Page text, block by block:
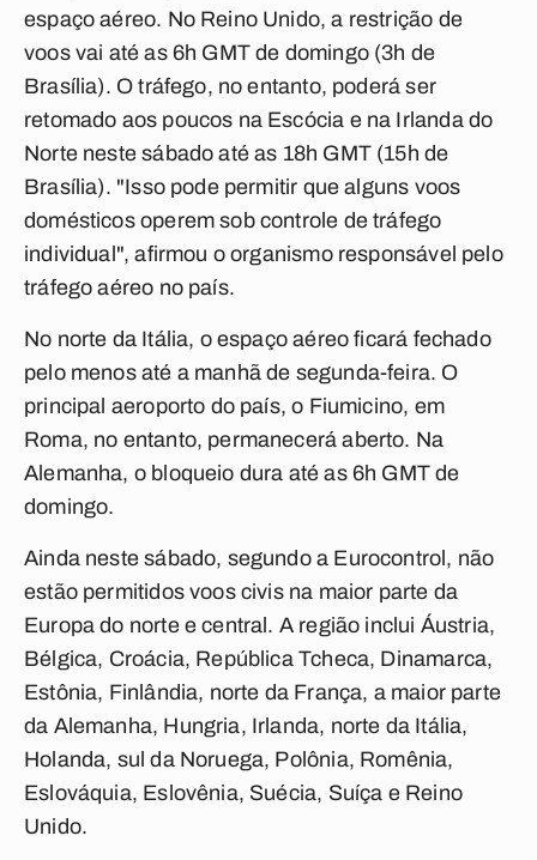
espaço aéreo. No Reino Unido, a restrição de
voos vai até as 6h GMT de domingo (3h de
Brasília). O tráfego, no entanto, poderá ser
retomado aos poucos na Escócia e na Irlanda do
Norte neste sábado até as 18h GMT (15h de
Brasília). "Isso pode permitir que alguns voos
domésticos operem sob controle de tráfego
individual", afirmou o organismo responsável pelo
tráfego aéreo no país.
No norte da Itália, o espaço aéreo ficará fechado
pelo menos até a manhã de segunda-feira. O
principal aeroporto do país, o Fiumicino, em
Roma, no entanto, permanecerá aberto. Na
Alemanha, o bloqueio dura até as 6h GMT de
domingo.
Ainda neste sábado, segundo a Eurocontrol, não
estão permitidos voos civis na maior parte da
Europa do norte e central. A região inclui Áustria,
Bélgica, Croácia, República Tcheca, Dinamarca,
Estônia, Finlândia, norte da França, a maior parte
da Alemanha, Hungria, Irlanda, norte da Itália,
Holanda, sul da Noruega, Polônia, Romênia,
Eslováquia, Eslovênia, Suécia, Suíça e Reino
Unido.